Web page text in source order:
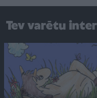
Tev varētu